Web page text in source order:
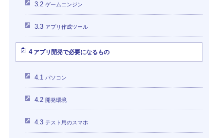
3.2 ゲームエンジン
3.3 アプリ作成ツール
4アプリ開発で必要になるもの
4.1 パソコン
4.2 開発環境
4.3 テスト用のスマホ